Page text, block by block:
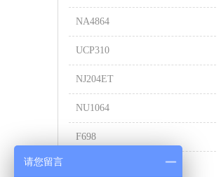
NA4864
UCP310
NJ204ET
NU1064
F698
请您留言